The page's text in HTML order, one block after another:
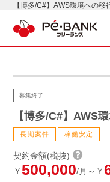
【博多/C#】AWS環境への移
募集終了
【博多/C#】AWS
長期案件 稼働安定
契約金額(税抜)
￥500,000/月～￥